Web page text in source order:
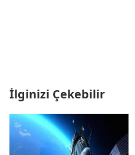
İlginizi Çekebilir